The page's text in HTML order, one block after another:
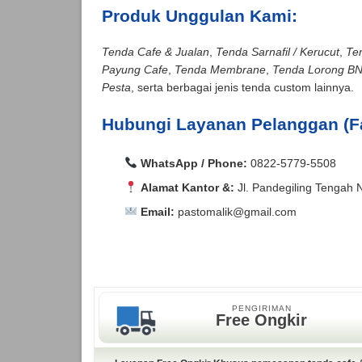
Produk Unggulan Kami:
Tenda Cafe & Jualan Tenda Sarnafil / Kerucut,
Payung Cafe, Tenda Membrane, Tenda Lorong
Pesta , serta berbagai jenis tenda custom lainnya.
Hubungi Layanan Pelanggan
WhatsApp / Phone: 0822-5779-5508
Alamat Kantor &: Jl. Pandegiling Tengah
Email: pastomalik@gmail.com
Bantul, Banyu Asin, Banyumas,
Bara, Baubau, Bekasi, Belitung, Belitung
Utara, Berau, Biak Numfor, Bima, Binjai,
Selatan, Bolaang Mongondow Timur,
Bukittinggi, Buleleng, Bulukumba,
Kepulauan, Bangka, Bangka Barat, Bangka
Bantul, Banyu Asin, Banyumas,
Bara, Baubau, Bekasi, Belitung, Belitung
Utara, Berau, Biak Numfor, Bima, Binjai,
Selatan, Bolaang Mongondow Timur,
PENGIRIMAN
Free Ongkir